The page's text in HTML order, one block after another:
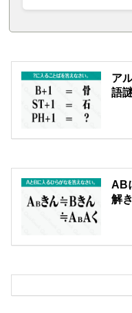
ア
語
AB
解